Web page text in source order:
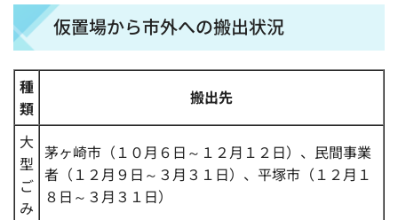
仮置場から市外への搬出状況
種
類
搬出先
大
型
ご
み
茅ヶ崎市（１０月６日～１２月１２日）、民間事業
者（１２月９日～３月３１日）、平塚市（１２月１
８日～３月３１日）